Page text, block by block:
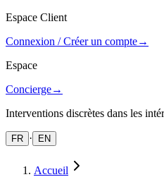
Espace Client
Connexion / Créer un compte→
Espace
Concierge→
Interventions discrètes dans les
FR · EN
Accueil